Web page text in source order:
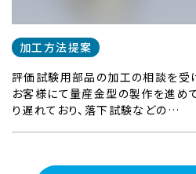
加工方法提案
評価試験用部品の加工の相談を受
お客様にて量産金型の製作を進め
り遅れており、落下試験などの…